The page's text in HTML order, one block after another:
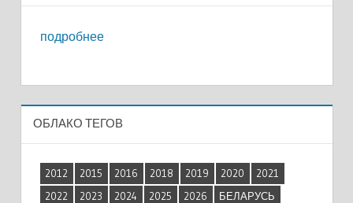
подробнее
ОБЛАКО ТЕГОВ
2012 2015 2016 2018 2019 2020
2021
2022
2023 2024 2025 2026
БЕЛАРУСЬ